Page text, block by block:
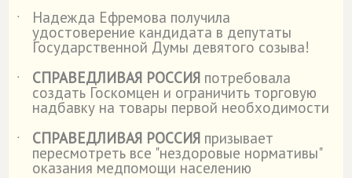
˙
Надежда Ефремова получила
удостоверение кандидата в депутаты
Государственной Думы девятого созыва!
˙
СПРАВЕДЛИВАЯ РОССИЯ потребовала
создать Госкомцен и ограничить торговую
надбавку на товары первой необходимости
˙
СПРАВЕДЛИВАЯ РОССИЯ призывает
пересмотреть все "нездоровые нормативы"
оказания медпомощи населению